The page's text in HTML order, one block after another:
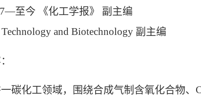
至今 《化工学报》
and Biotechnology 副主编
碳化工领域，围绕合成气制含氧化合物、